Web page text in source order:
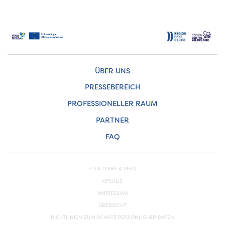
ÜBER UNS
PRESSEBEREICH
PROFESSIONELLER RAUM
PARTNER
FAQ
© LA LOIRE À VÉLO
APSULIS
IMPRESSUM
ÜBERSICHT
RICHTLINIEN ZUM SCHUTZ PERSÖNLICHER DATEN